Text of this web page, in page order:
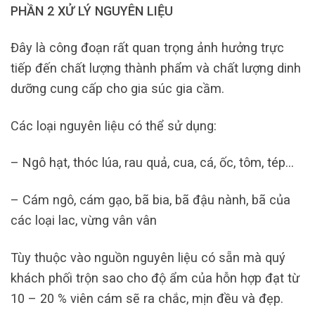
PHẦN 2 XỬ LÝ NGUYÊN LIỆU
Đây là công đoạn rất quan trọng ảnh hưởng trực
tiếp đến chất lượng thành phẩm và chất lượng dinh
dưỡng cung cấp cho gia súc gia cầm.
Các loại nguyên liệu có thể sử dụng:
– Ngô hạt, thóc lúa, rau quả, cua, cá, ốc, tôm, tép…
– Cám ngô, cám gạo, bã bia, bã đậu nành, bã của
các loại lac, vừng vân vân
Tùy thuộc vào nguồn nguyên liệu có sẵn mà quý
khách phối trộn sao cho độ ẩm của hỗn hợp đạt từ
10 – 20 % viên cám sẽ ra chắc, mịn đều và đẹp.